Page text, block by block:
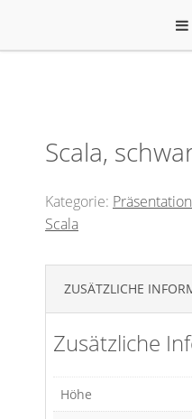
springen
Scala,
Kategorie:
Scala
ZUSÄTZLICHE
Zusätzliche
Höhe